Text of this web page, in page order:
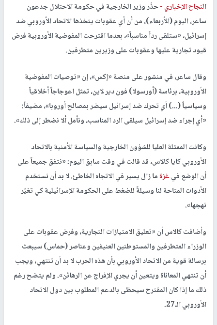
النجاح الإخباري -حذّر وزير الخارجية في حكومة الاحتلال جدعون
ساعر، اليوم (الأربعاء)، من أن أي عقوبات يتخذها الاتحاد الأوروبي ضد
إسرائيل، «ستلقى رداً مناسباً»، بعدما اقترحت المفوضية الأوروبية فرض
قيود تجارية عليها وعقوبات على وزيرين متطرفين.
وقال ساعر، في منشور على منصة «إكس»، إن «توصيات المفوضية
الأوروبية، برئاسة (أورسولا) فون دير لاين، تمثل اعوجاجاً أخلاقياً
وسياسياً (...) أي تحرك ضد إسرائيل سيضر بمصالح أوروبا»، مضيفاً:
«أي إجراء ضد إسرائيل سيلقى الرد المناسب، ونأمل ألا نضطر إلى ذلك».
وكانت الممثلة العليا للشؤون الخارجية والسياسة الأمنية بالاتحاد
الأوروبي كايا كالاس، قد قالت في وقت سابق اليوم: «نتفق جميعاً على
أن الوضع فيغزةما زال يسير في الاتجاه الخاطئ. لا بد أن نستخدم
الأدوات المتاحة لنا وسيلةً للضغط على الحكومة الإسرائيلية كي تغيّر
نهجها».
وأضافت كالاس أن «تعليق الامتيازات التجارية، وفرض عقوبات على
الوزراء المتطرفين والمستوطنين العنيفين وعناصر (حماس) سيبعث
برسالة قوية من الاتحاد الأوروبي بأن هذه الحرب لا بد أن تنتهي، ويجب
أن تنتهي المعاناة ويتعين أن يجري الإفراج عن الرهائن». ولم يتضح رغم
ذلك ما إذا كان المقترح سيحظى بالدعم المطلوب بين دول الاتحاد
الأوروبي الـ27.